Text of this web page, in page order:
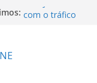
Três Jovens